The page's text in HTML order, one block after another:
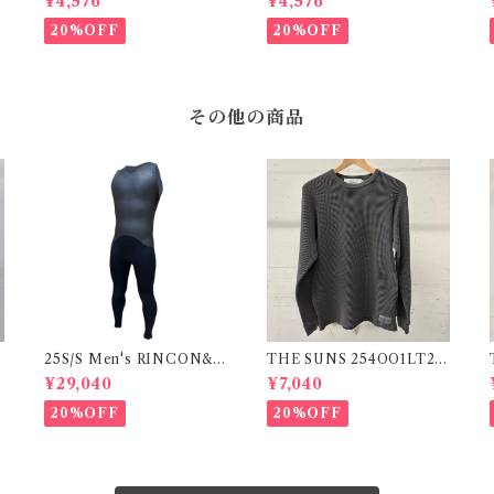
20%OFF 20%OFF
その他の商品
25S/S Men's RINCON&S
UNS CLASSIC LONGJO
HN 3×3mm
¥29,040
20%OFF
THE SUNS 254OO1LT25
2SU BLK
¥7,040
20%OFF